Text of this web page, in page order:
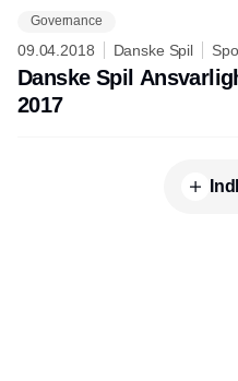
Governance
09.04.2018 Danske Spil
Danske Spil
2017